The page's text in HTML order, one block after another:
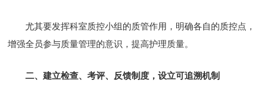
尤其要发挥科室质控小组的质管作用，明确各自的质控点，
增强全员参与质量管理的意识，提高护理质量。
二、建立检查、考评、反馈制度，设立可追溯机制